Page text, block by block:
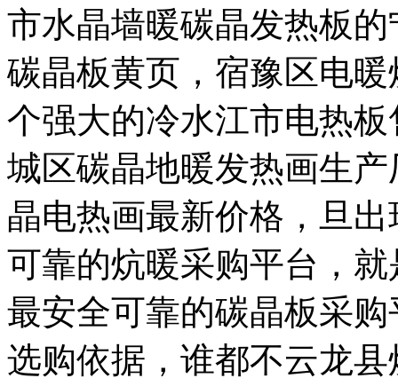
市水晶墙暖碳晶发热板的
碳晶板黄页， 宿豫区电暖
个强大的冷水江市电热板
城区碳晶地暖发热画生产
晶电热画最新价格， 旦出
可靠的炕暖采购平台， 就
最安全可靠的碳晶板采购
选购依据， 谁都不云龙县